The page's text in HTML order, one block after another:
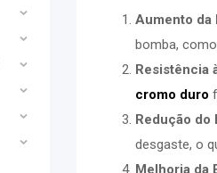
Aumento da
bomba,
Resistência
cromo duro
Redução do
desgaste, o
Melhoria da